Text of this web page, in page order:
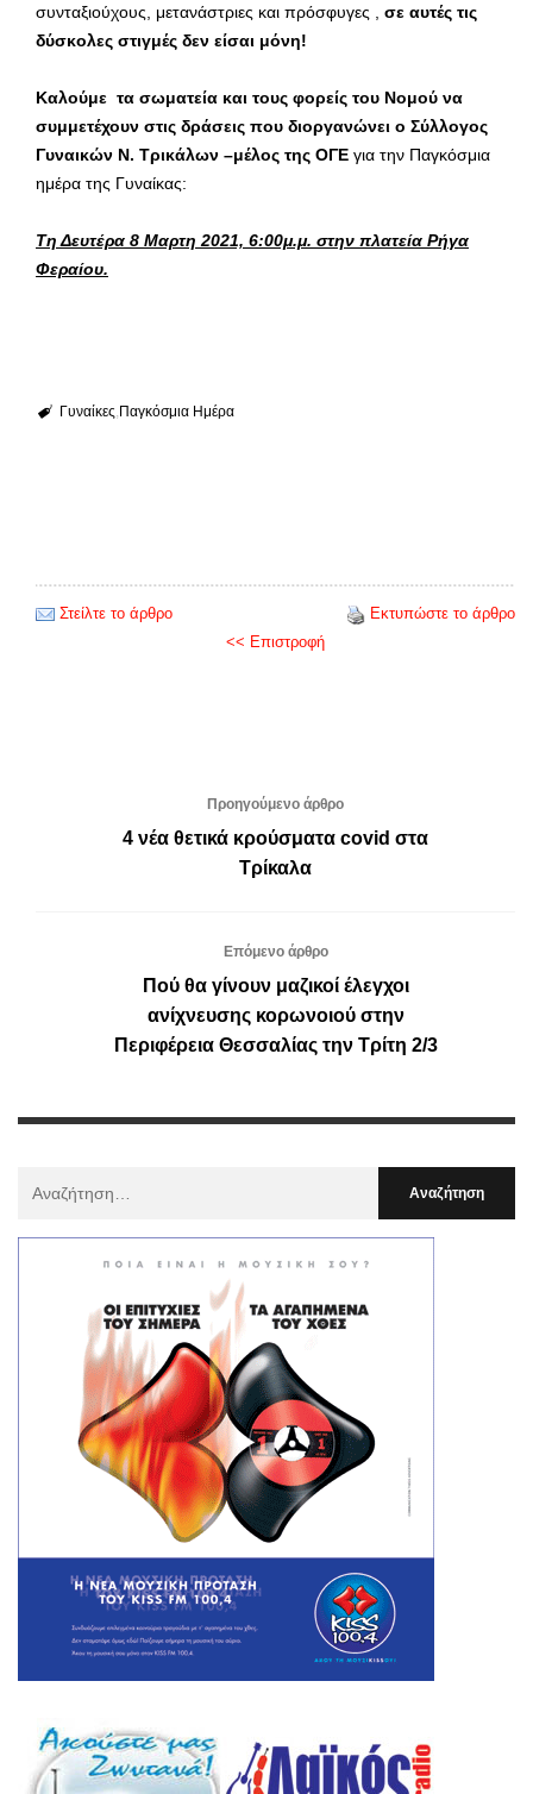
συνταξιούχους, μετανάστριες και πρόσφυγες , σε αυτές τις
δύσκολες στιγμές δεν είσαι μόνη!
Καλούμε τα σωματεία και τους φορείς του Νομού να
συμμετέχουν στις δράσεις που διοργανώνει ο Σύλλογος
Γυναικών Ν. Τρικάλων –μέλος της ΟΓΕ για την Παγκόσμια
ημέρα της Γυναίκας:
Τη Δευτέρα 8 Μαρτη 2021, 6:00μ.μ. στην πλατεία Ρήγα
Φεραίου.
Γυναίκες Παγκόσμια Ημέρα
Στείλτε το άρθρο
Εκτυπώστε το άρθρο
<< Επιστροφή
Προηγούμενο άρθρο
4 νέα θετικά κρούσματα covid στα
Τρίκαλα
Επόμενο άρθρο
Πού θα γίνουν μαζικοί έλεγχοι
ανίχνευσης κορωνοιού στην
Περιφέρεια Θεσσαλίας την Τρίτη 2/3
: